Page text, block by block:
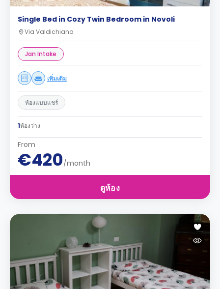
Single Bed in Cozy Twin Bedroom in Novoli
Via Valdichiana
Jan Intake
เพิ่มเติม
ห้องแบบแชร์
1ห้องว่าง
From
€420/month
ดูห้อง